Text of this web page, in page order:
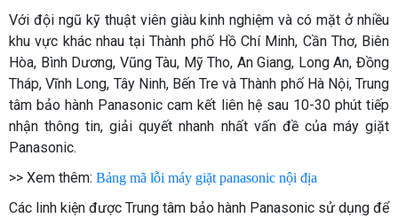
Với đội ngũ kỹ thuật viên giàu kinh nghiệm và có mặt ở nhiều
khu vực khác nhau tại Thành phố Hồ Chí Minh, Cần Thơ, Biên
Hòa, Bình Dương, Vũng Tàu, Mỹ Tho, An Giang, Long An, Đồng
Tháp, Vĩnh Long, Tây Ninh, Bến Tre và Thành phố Hà Nội, Trung
tâm bảo hành Panasonic cam kết liên hệ sau 10-30 phút tiếp
nhận thông tin, giải quyết nhanh nhất vấn đề của máy giặt
Panasonic.
>> Xem thêm: Bảng mã lỗi máy giặt panasonic nội địa
Các linh kiện được Trung tâm bảo hành Panasonic sử dụng để